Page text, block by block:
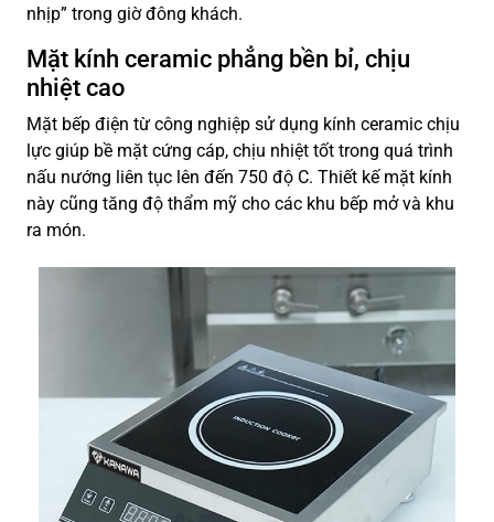
nhịp” trong giờ đông khách.
Mặt kính ceramic phẳng bền bỉ, chịu
nhiệt cao
Mặt bếp điện từ công nghiệp sử dụng kính ceramic chịu
lực giúp bề mặt cứng cáp, chịu nhiệt tốt trong quá trình
nấu nướng liên tục lên đến 750 độ C. Thiết kế mặt kính
này cũng tăng độ thẩm mỹ cho các khu bếp mở và khu
ra món.